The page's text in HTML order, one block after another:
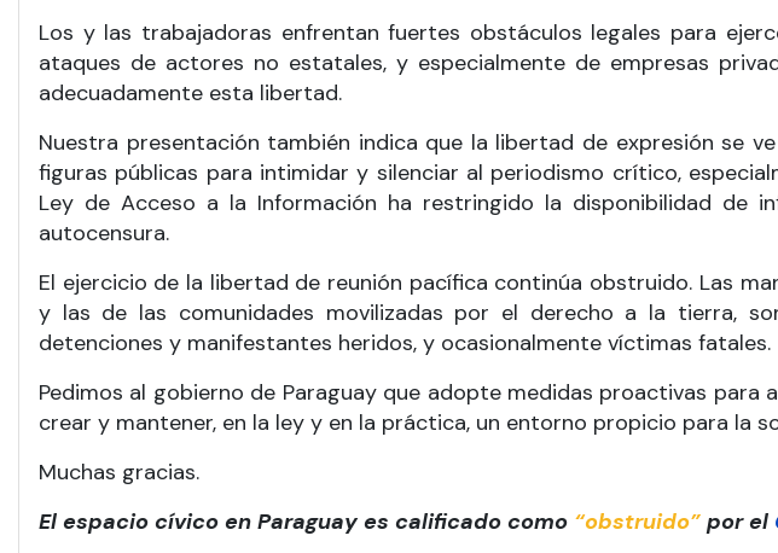
Los y las trabajadoras enfrentan fuertes obstáculos legales para
ataques de actores no estatales, y especialmente de empresas
adecuadamente esta libertad.
Nuestra presentación también indica que la libertad de expresión se
figuras públicas para intimidar y silenciar al periodismo crítico,
Ley de Acceso a la Información ha restringido la disponibilidad de
autocensura.
El ejercicio de la libertad de reunión pacífica continúa obstruido. Las
y las de las comunidades movilizadas por el derecho a la tierra,
detenciones y manifestantes heridos, y ocasionalmente víctimas fatales.
Pedimos al gobierno de Paraguay que adopte medidas proactivas
crear y mantener, en la ley y en la práctica, un entorno propicio para la
Muchas gracias.
El espacio cívico en Paraguay es calificado como “obstruido” por el